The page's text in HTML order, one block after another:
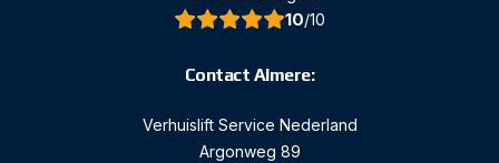
10/10
Contact Almere:
Verhuislift Service Nederland
Argonweg 89